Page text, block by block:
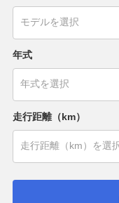
年式
走行距離（km）